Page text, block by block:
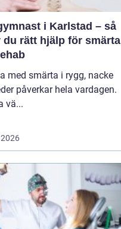
i Karlstad – så
du rätt hjälp för smärta
med smärta i rygg, nacke
påverkar hela vardagen.
vä...